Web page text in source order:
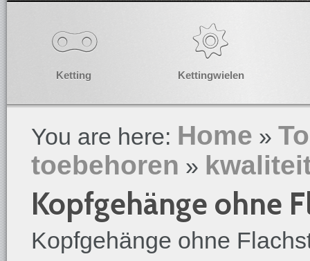
Ketting Kettingwielen
You are here: Home »
toebehoren »
Kopfgehänge ohne
Kopfgehänge ohne